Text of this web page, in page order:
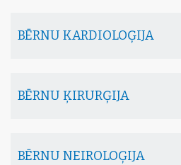
BĒRNU KARDIOLOĢIJA
BĒRNU ĶIRURĢIJA
BĒRNU NEIROLOĢIJA